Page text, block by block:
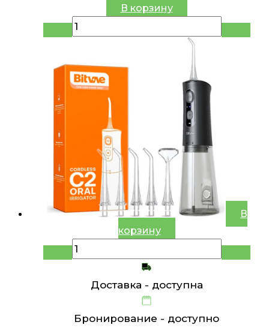
В корзину
В
корзину
Доставка - доступна
Бронирование - доступно